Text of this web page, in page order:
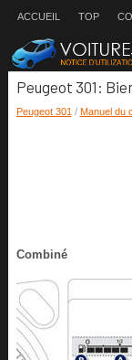
ACCUEIL TOP
Peugeot 301:
Peugeot 301 / Manuel du
Combiné